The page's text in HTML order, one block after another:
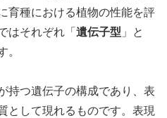
育種における植物の性能を評
はそれぞれ「遺伝子型 」と
。
持つ遺伝子の構成であり、表
として現れるものです。表現